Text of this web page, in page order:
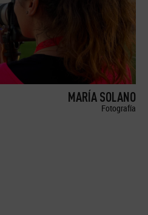
MARÍA SOLANO
Fotografía